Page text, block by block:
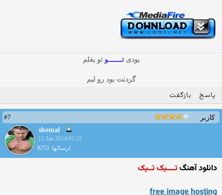
بودیتـــــــوتو بغلم
گردنت بود رو لبم
پاسخ بازگفت
کاربر
#7
shomal
11 Jan 2014 01:25
ارسالها: 9253
دانلود آهنگتــــیک تــیک
free image hosting